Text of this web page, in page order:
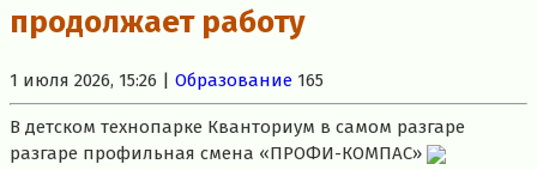
продолжает работу
1 июля 2026, 15:26 | Образование 165
В детском технопарке Кванториум в самом разгаре
разгаре профильная смена «ПРОФИ-КОМПАС»